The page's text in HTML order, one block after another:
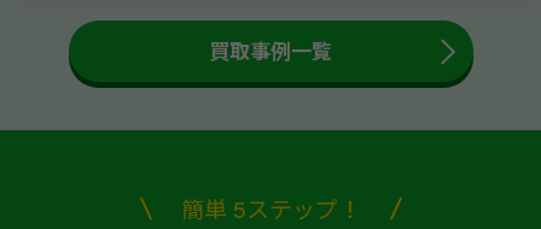
買取事例一覧
簡単 5ステップ！